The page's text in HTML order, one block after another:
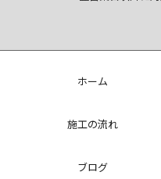
ホーム
施工の流れ
ブログ